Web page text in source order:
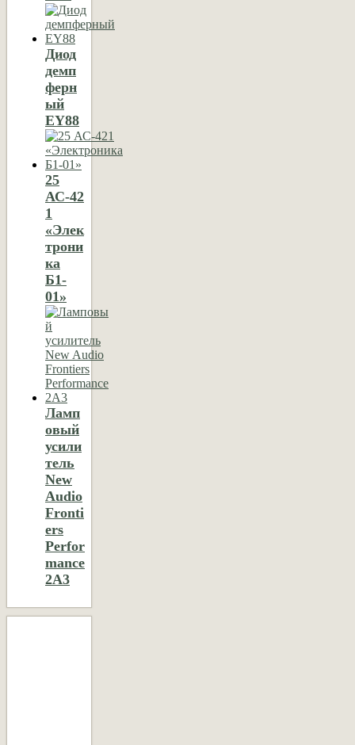
Диод
демп
ферн
ый
EY88
25
АС-42
1
«Элек
трони
ка
Б1-
01»
Ламп
овый
усили
тель
New
Audio
Fronti
ers
Perfor
mance
2A3